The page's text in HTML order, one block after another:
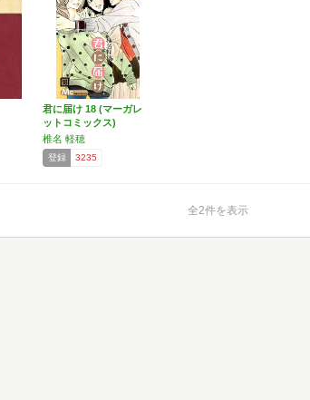
君に届け 18 (マーガレ
ットコミックス)
椎名 軽穂
登録 3235
全2件を表示